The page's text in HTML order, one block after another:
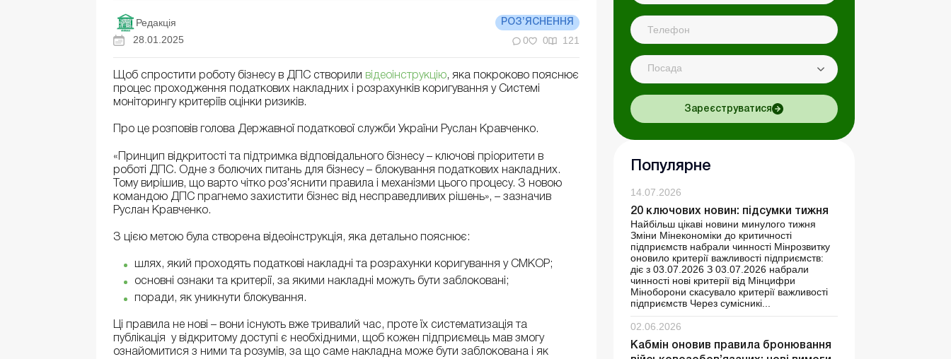
Редакція РОЗ’ЯСНЕННЯ
28.01.2025 0 0 121
Щоб спростити роботу бізнесу в ДПС створили відеоінструкцію, яка покроково пояснює
процес проходження податкових накладних і розрахунків коригування у Системі
моніторингу критеріїв оцінки ризиків.
Про це розповів голова Державної податкової служби України Руслан Кравченко.
«Принцип відкритості та підтримка відповідального бізнесу – ключові пріоритети в
роботі ДПС. Одне з болючих питань для бізнесу – блокування податкових накладних.
Тому вирішив, що варто чітко розʼяснити правила і механізми цього процесу. З новою
командою ДПС прагнемо захистити бізнес від несправедливих рішень», – зазначив
Руслан Кравченко.
З цією метою була створена відеоінструкція, яка детально пояснює:
шлях, який проходять податкові накладні та розрахунки коригування у СМКОР;
основні ознаки та критерії, за якими накладні можуть бути заблоковані;
поради, як уникнути блокування.
Ці правила не нові – вони існують вже тривалий час, проте їх систематизація та
публікація у відкритому доступі є необхідними, щоб кожен підприємець мав змогу
ознайомитися з ними та розумів, за що саме накладна може бути заблокована і як
Посада
Зареєструватися
Популярне
14.07.2026
20 ключових новин: підсумки тижня
Найбільш цікаві новини минулого тижня
Зміни Мінекономіки до критичності
підприємств набрали чинності Мінрозвитку
оновило критерії важливості підприємств:
діє з 03.07.2026 З 03.07.2026 набрали
чинності нові критерії від Мінцифри
Міноборони скасувало критерії важливості
підприємств Через сумісникі...
02.06.2026
Кабмін оновив правила бронювання